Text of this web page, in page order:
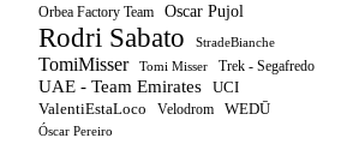
Orbea Factory Team Oscar Pujol
Rodri Sabato StradeBianche
TomiMisser Tomi Misser Trek - Segafredo
UAE - Team Emirates
UCI
ValentiEstaLoco
Velodrom WEDŪ
Óscar Pereiro